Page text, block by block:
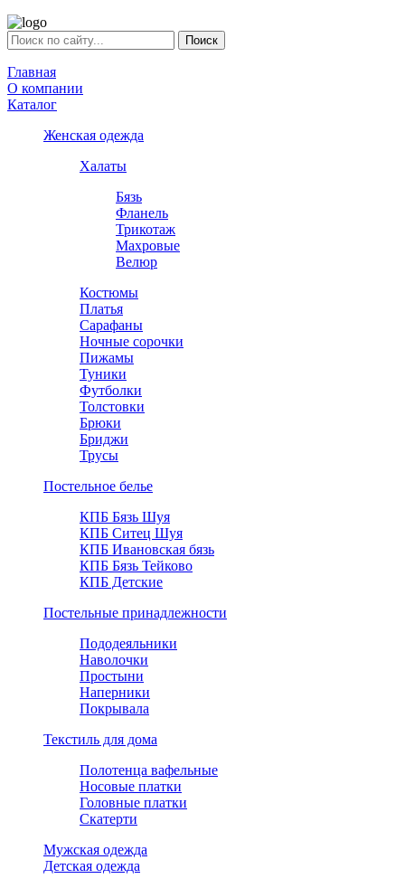
Главная
О компании
Каталог
Женская одежда
Халаты
Бязь
Фланель
Трикотаж
Махровые
Велюр
Костюмы
Платья
Сарафаны
Ночные сорочки
Пижамы
Туники
Футболки
Толстовки
Брюки
Бриджи
Трусы
Постельное белье
КПБ Бязь Шуя
КПБ Ситец Шуя
КПБ Ивановская бязь
КПБ Бязь Тейково
КПБ Детские
Постельные принадлежности
Пододеяльники
Наволочки
Простыни
Наперники
Покрывала
Текстиль для дома
Полотенца вафельные
Носовые платки
Головные платки
Скатерти
Мужская одежда
Детская одежда